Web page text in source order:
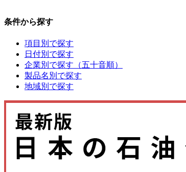
条件から探す
項目別で探す
日付別で探す
企業別で探す（五十音順）
製品名別で探す
地域別で探す